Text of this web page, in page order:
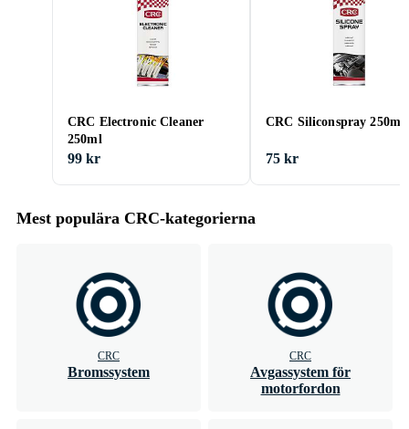
CRC Electronic Cleaner
250ml
99 kr
CRC Siliconspray 250ml
75 kr
Mest populära CRC-kategorierna
CRC
Bromssystem
CRC
Avgassystem för
motorfordon